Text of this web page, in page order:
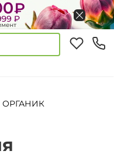
ОРГАНИК